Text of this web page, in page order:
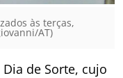
às terças,
AT)
de Sorte, cujo